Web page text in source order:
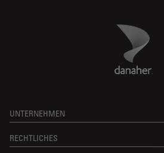
Danaher
UNTERNEHMEN
RECHTLICHES